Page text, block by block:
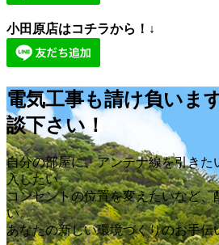
小田原店はコチラから！↓
電気工事も請け負いま
談下さい！
自分の部屋に、アンテナ線を引きた
入したい。
コンセントの位置を変えたいなど、
い。
あなたの新しい環境づくりのお手伝